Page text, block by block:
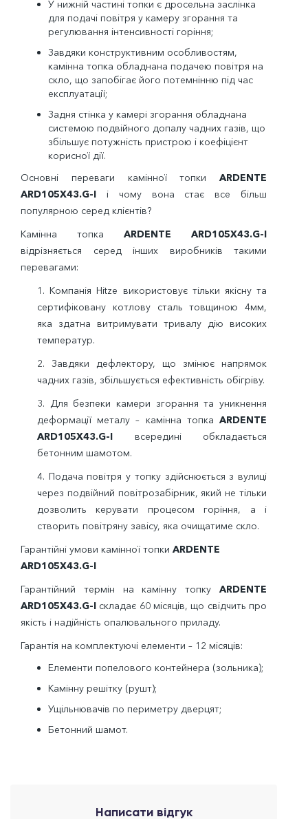
У нижній частині топки є дросельна заслінка
для подачі повітря у камеру згорання та
регулювання інтенсивності горіння;
Завдяки конструктивним особливостям,
камінна топка обладнана подачею повітря на
скло, що запобігає його потемнінню під час
експлуатації;
Задня стінка у камері згорання обладнана
системою подвійного допалу чадних газів, що
збільшує потужність пристрою і коефіцієнт
корисної дії.
Основні переваги камінної топки ARDENTE
ARD105Х43.G-I і чому вона стає все більш
популярною серед клієнтів?
Камінна топка ARDENTE ARD105Х43.G-I
відрізняється серед інших виробників такими
перевагами:
1. Компанія Hitze використовує тільки якісну та
сертифіковану котлову сталь товщиною 4мм,
яка здатна витримувати тривалу дію високих
температур.
2. Завдяки дефлектору, що змінює напрямок
чадних газів, збільшується ефективність обігріву.
3. Для безпеки камери згорання та уникнення
деформації металу – камінна топка ARDENTE
ARD105Х43.G-I всередині обкладається
бетонним шамотом.
4. Подача повітря у топку здійснюється з вулиці
через подвійний повітрозабірник, який не тільки
дозволить керувати процесом горіння, а і
створить повітряну завісу, яка очищатиме скло.
Гарантійні умови камінної топки ARDENTE
ARD105Х43.G-I
Гарантійний термін на камінну топку ARDENTE
ARD105Х43.G-I складає 60 місяців, що свідчить про
якість і надійність опалювального приладу.
Гарантія на комплектуючі елементи – 12 місяців:
Елементи попелового контейнера (зольника);
Камінну решітку (рушт);
Ущільнювачів по периметру дверцят;
Бетонний шамот.
Написати відгук